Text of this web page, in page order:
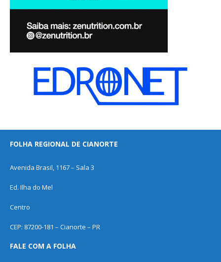
FOLHA REGIONAL DE CIANORTE
Avenida Brasil, 1167 – Sala 3
Ed. Ilha do Mel
Centro
CEP: 87200-181 – Cianorte – PR
FALE COM A FOLHA